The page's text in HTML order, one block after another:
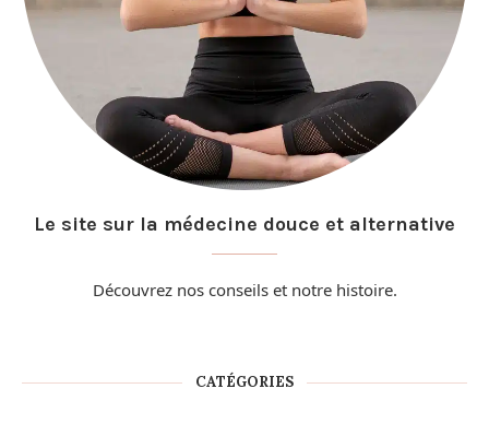
Le site sur la médecine douce et alternative
Découvrez nos conseils et notre histoire.
CATÉGORIES